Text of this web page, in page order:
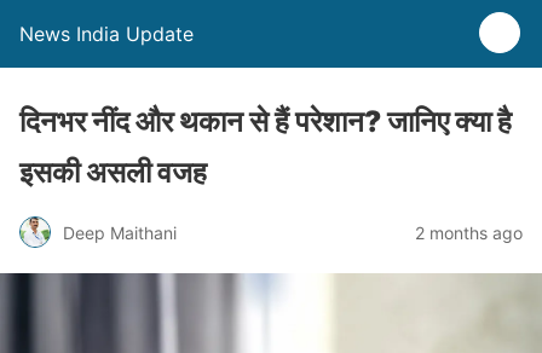
News India Update
दिनभर नींद और थकान से हैं परेशान? जानिए क्या है
इसकी असली वजह
Deep Maithani 2 months ago